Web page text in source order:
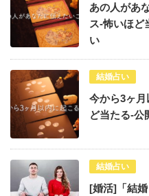
あの人があ
ス-怖いほど
い
結婚占い
今から3ヶ
ど当たる-公
結婚占い
[婚活]「結